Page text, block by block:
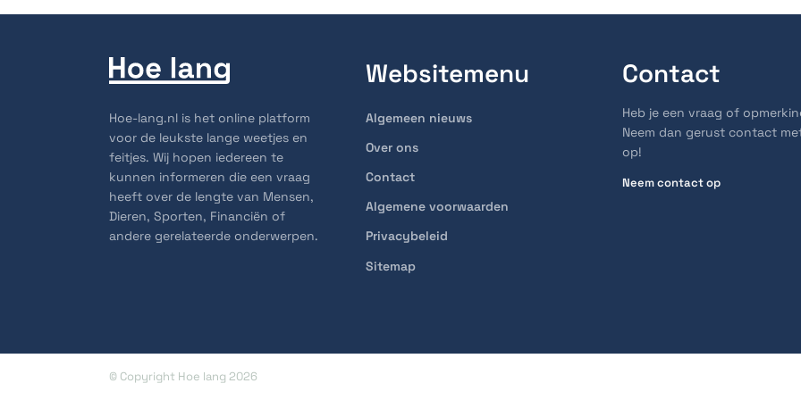
Hoe-lang.nl is het online platform
voor de leukste lange weetjes en
feitjes. Wij hopen iedereen te
kunnen informeren die een vraag
heeft over de lengte van Mensen,
Dieren, Sporten, Financiën of
andere gerelateerde onderwerpen.
Websitemenu
Algemeen nieuws
Over ons
Contact
Algemene voorwaarden
Privacybeleid
Sitemap
Contact
Heb je een vraag of
Neem dan gerust contact
op!
Neem contact op
© Copyright Hoe lang 2026